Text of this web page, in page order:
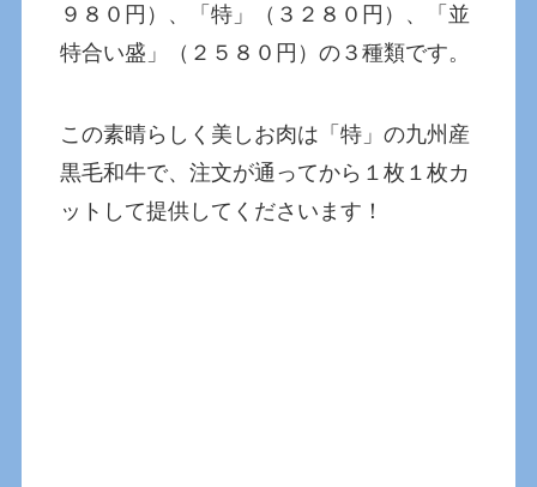
９８０円）、「特」（３２８０円）、「並
特合い盛」（２５８０円）の３種類です。
この素晴らしく美しお肉は「特」の九州産
黒毛和牛で、注文が通ってから１枚１枚カ
ットして提供してくださいます！